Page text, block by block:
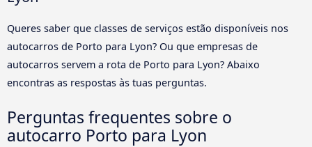
Queres saber que classes de serviços estão disponíveis nos
autocarros de Porto para Lyon? Ou que empresas de
autocarros servem a rota de Porto para Lyon? Abaixo
encontras as respostas às tuas perguntas.
Perguntas frequentes sobre o
autocarro Porto para Lyon